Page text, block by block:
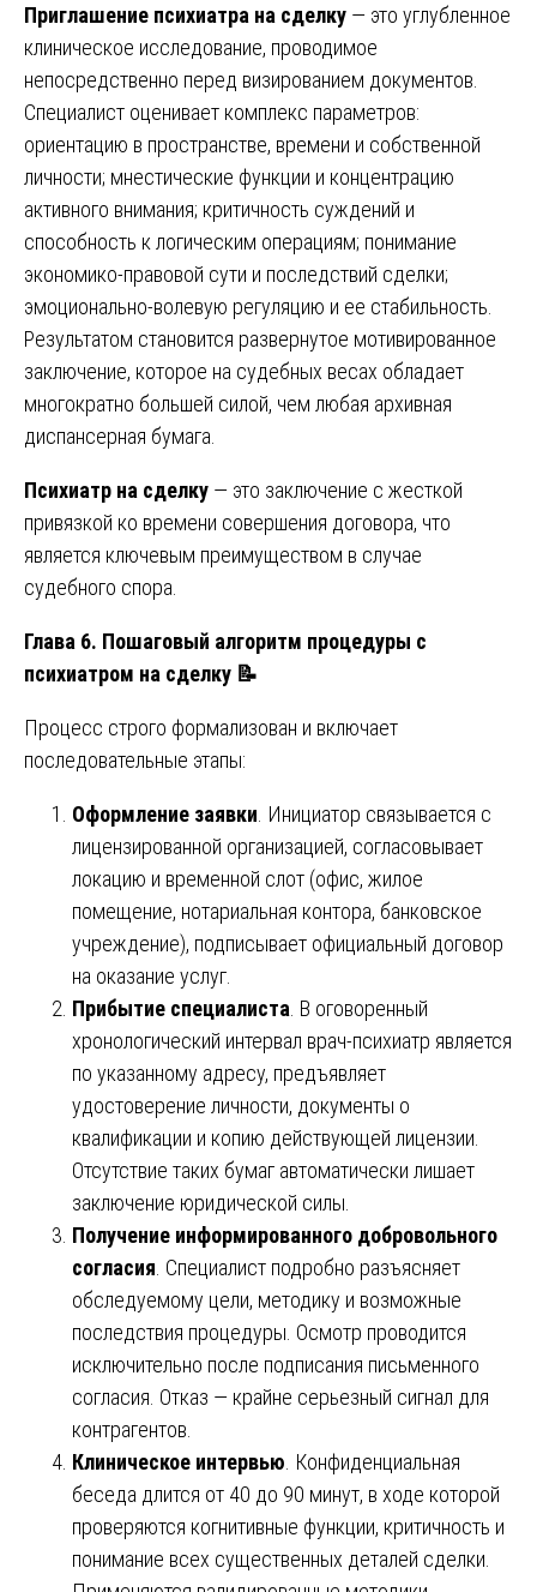
Приглашение психиатра на сделку — это углубленное
клиническое исследование, проводимое
непосредственно перед визированием документов.
Специалист оценивает комплекс параметров:
ориентацию в пространстве, времени и собственной
личности; мнестические функции и концентрацию
активного внимания; критичность суждений и
способность к логическим операциям; понимание
экономико-правовой сути и последствий сделки;
эмоционально-волевую регуляцию и ее стабильность.
Результатом становится развернутое мотивированное
заключение, которое на судебных весах обладает
многократно большей силой, чем любая архивная
диспансерная бумага.
Психиатр на сделку — это заключение с жесткой
привязкой ко времени совершения договора, что
является ключевым преимуществом в случае
судебного спора.
Глава 6. Пошаговый алгоритм процедуры с
психиатром на сделку 📝
Процесс строго формализован и включает
последовательные этапы:
Оформление заявки . Инициатор связывается с
лицензированной организацией, согласовывает
локацию и временной слот (офис, жилое
помещение, нотариальная контора, банковское
учреждение), подписывает официальный договор
на оказание услуг.
Прибытие специалиста . В оговоренный
хронологический интервал врач-психиатр является
по указанному адресу, предъявляет
удостоверение личности, документы о
квалификации и копию действующей лицензии.
Отсутствие таких бумаг автоматически лишает
заключение юридической силы.
Получение информированного добровольного
согласия . Специалист подробно разъясняет
обследуемому цели, методику и возможные
последствия процедуры. Осмотр проводится
исключительно после подписания письменного
согласия. Отказ — крайне серьезный сигнал для
контрагентов.
Клиническое интервью . Конфиденциальная
беседа длится от 40 до 90 минут, в ходе которой
проверяются когнитивные функции, критичность и
понимание всех существенных деталей сделки.